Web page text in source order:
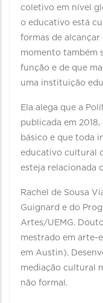
coletivo em nível
o educativo está
formas de alcançar
momento também
função e de que
uma instituição
Ela alega que a
publicada em
básico e que toda
educativo cultural
esteja relacionada
Rachel de Sousa
Guignard e do
Artes/UEMG.
mestrado em arte-
em Austin).
mediação cultural
não formal.